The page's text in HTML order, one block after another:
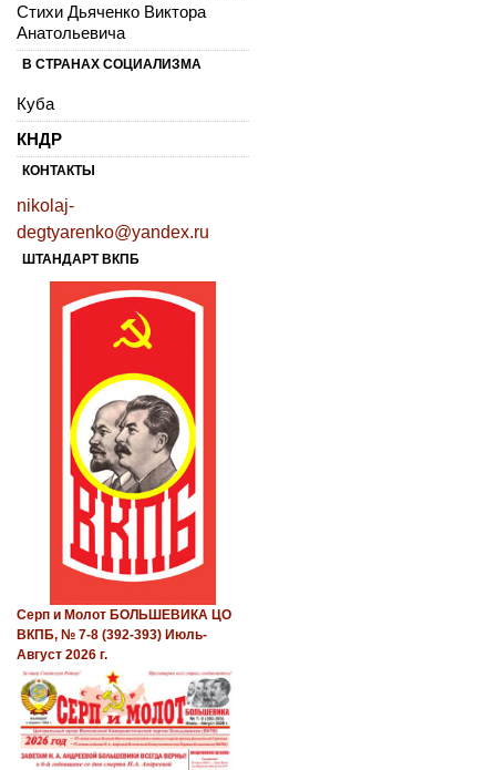
Стихи Дьяченко Виктора
Анатольевича
В СТРАНАХ СОЦИАЛИЗМА
Куба
КНДР
КОНТАКТЫ
nikolaj-
degtyarenko@yandex.ru
ШТАНДАРТ ВКПБ
Серп и Молот БОЛЬШЕВИКА ЦО
ВКПБ, № 7-8 (392-393) Июль-
Август 2026 г.